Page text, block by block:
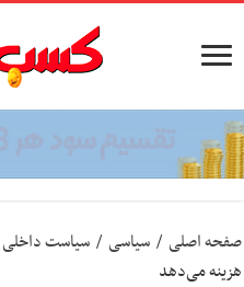
صفحه اصلی / سیاسی / سیاست داخلی
هزینه‌ ‌می‌دهد